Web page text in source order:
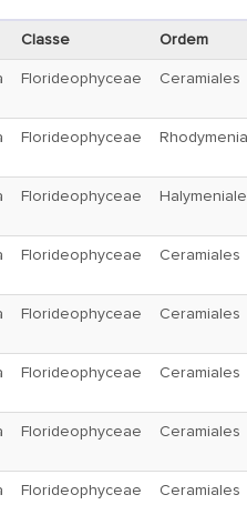
Classe Ordem
Florideophyceae Ceramiales
Florideophyceae
Florideophyceae
Florideophyceae Ceramiales
Florideophyceae Ceramiales
Florideophyceae Ceramiales
Florideophyceae Ceramiales
Florideophyceae Ceramiales